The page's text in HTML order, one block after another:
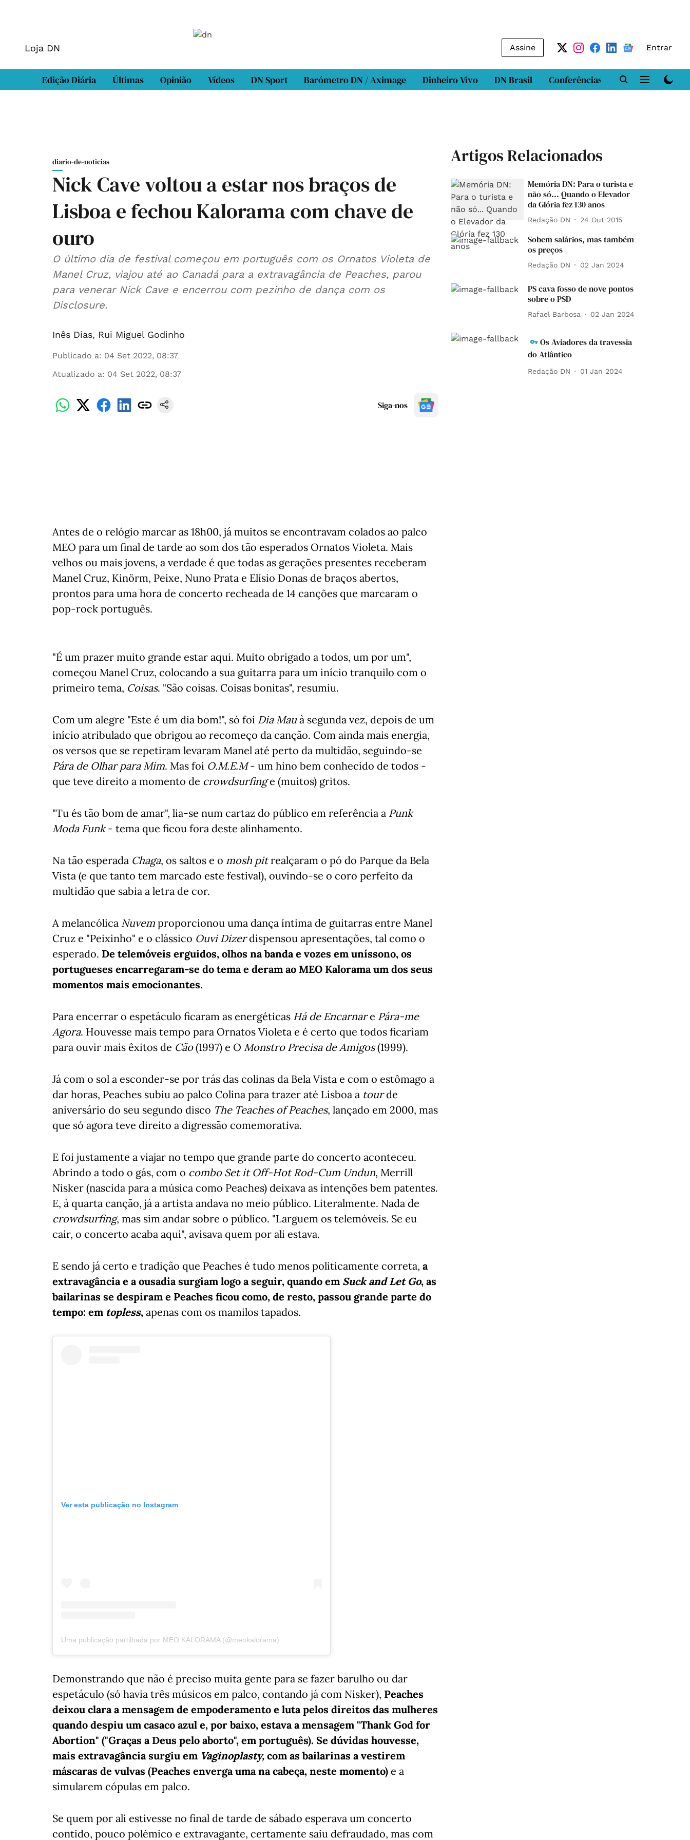
Loja DN Assine Entrar
Edição Diária Últimas Opinião Vídeos DN Sport Barómetro DN / Aximage Dinheiro Vivo DN Brasil Conferências DN LAB
diario-de-noticias
Nick Cave voltou a estar nos braços de
Lisboa e fechou Kalorama com chave de
ouro
O último dia de festival começou em português com os Ornatos Violeta de
Manel Cruz, viajou até ao Canadá para a extravagância de Peaches, parou
para venerar Nick Cave e encerrou com pezinho de dança com os
Disclosure.
Inês Dias, Rui Miguel Godinho
Publicado a: 04 Set 2022, 08:37
Atualizado a: 04 Set 2022, 08:37
Siga-nos
Antes de o relógio marcar as 18h00, já muitos se encontravam colados ao palco
MEO para um final de tarde ao som dos tão esperados Ornatos Violeta. Mais
velhos ou mais jovens, a verdade é que todas as gerações presentes receberam
Manel Cruz, Kinörm, Peixe, Nuno Prata e Elísio Donas de braços abertos,
prontos para uma hora de concerto recheada de 14 canções que marcaram o
pop-rock português.
"É um prazer muito grande estar aqui. Muito obrigado a todos, um por um",
começou Manel Cruz, colocando a sua guitarra para um início tranquilo com o
primeiro tema, Coisas. "São coisas. Coisas bonitas", resumiu.
Com um alegre "Este é um dia bom!", só foi Dia Mauà segunda vez, depois de um
início atribulado que obrigou ao recomeço da canção. Com ainda mais energia,
os versos que se repetiram levaram Manel até perto da multidão, seguindo-se
Pára de Olhar para Mim. Mas foi O.M.E.M- um hino bem conhecido de todos -
que teve direito a momento de crowdsurfinge (muitos) gritos.
"Tu és tão bom de amar", lia-se num cartaz do público em referência a Punk
Moda Funk- tema que ficou fora deste alinhamento.
Na tão esperada Chaga, os saltos e o mosh pitrealçaram o pó do Parque da Bela
Vista (e que tanto tem marcado este festival), ouvindo-se o coro perfeito da
multidão que sabia a letra de cor.
A melancólica Nuvem proporcionou uma dança íntima de guitarras entre Manel
Cruz e "Peixinho" e o clássico Ouvi Dizerdispensou apresentações, tal como o
esperado. De telemóveis erguidos, olhos na banda e vozes em uníssono, os
portugueses encarregaram-se do tema e deram ao MEO Kalorama um dos seus
momentos mais emocionantes.
Para encerrar o espetáculo ficaram as energéticas Há de Encarnare Pára-me
Agora. Houvesse mais tempo para Ornatos Violeta e é certo que todos ficariam
para ouvir mais êxitos de Cão(1997) e O Monstro Precisa de Amigos(1999).
Já com o sol a esconder-se por trás das colinas da Bela Vista e com o estômago a
dar horas, Peaches subiu ao palco Colina para trazer até Lisboa a tourde
aniversário do seu segundo disco The Teaches of Peaches, lançado em 2000, mas
que só agora teve direito a digressão comemorativa.
E foi justamente a viajar no tempo que grande parte do concerto aconteceu.
Abrindo a todo o gás, com o combo Set it Off-Hot Rod-Cum Undun, Merrill
Nisker (nascida para a música como Peaches) deixava as intenções bem patentes.
E, à quarta canção, já a artista andava no meio público. Literalmente. Nada de
crowdsurfing, mas sim andar sobre o público. "Larguem os telemóveis. Se eu
cair, o concerto acaba aqui", avisava quem por ali estava.
E sendo já certo e tradição que Peaches é tudo menos politicamente correta, a
extravagância e a ousadia surgiam logo a seguir, quando em Suck and Let Go, as
bailarinas se despiram e Peaches ficou como, de resto, passou grande parte do
tempo: em topless, apenas com os mamilos tapados.
Ver esta publicação no Instagram
Uma publicação partilhada por MEO KALORAMA (@meokalorama)
Demonstrando que não é preciso muita gente para se fazer barulho ou dar
espetáculo (só havia três músicos em palco, contando já com Nisker), Peaches
deixou clara a mensagem de empoderamento e luta pelos direitos das mulheres
quando despiu um casaco azul e, por baixo, estava a mensagem "Thank God for
Abortion" ("Graças a Deus pelo aborto", em português). Se dúvidas houvesse,
mais extravagância surgiu em Vaginoplasty, com as bailarinas a vestirem
máscaras de vulvas (Peaches enverga uma na cabeça, neste momento) e a
simularem cópulas em palco.
Se quem por ali estivesse no final de tarde de sábado esperava um concerto
contido, pouco polémico e extravagante, certamente saiu defraudado, mas com
Artigos Relacionados
Memória DN: Para o turista e
não só... Quando o Elevador
da Glória fez 130 anos
Redação DN 24 Out 2015
Sobem salários, mas também
os preços
Redação DN 02 Jan 2024
PS cava fosso de nove pontos
sobre o PSD
Rafael Barbosa 02 Jan 2024
Os Aviadores da travessia
do Atlântico
Redação DN 01 Jan 2024